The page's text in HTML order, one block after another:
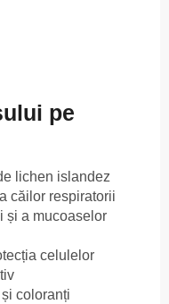
pe
lichen islandez
căilor respiratorii
și a mucoaselor
celulelor
coloranți